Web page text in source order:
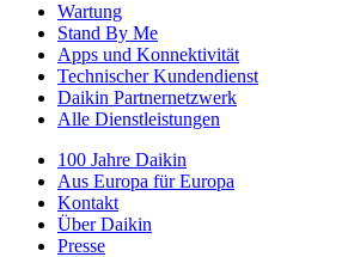
Wartung
Stand By Me
Apps und Konnektivität
Technischer Kundendienst
Daikin Partnernetzwerk
Alle Dienstleistungen
100 Jahre Daikin
Aus Europa für Europa
Kontakt
Über Daikin
Presse